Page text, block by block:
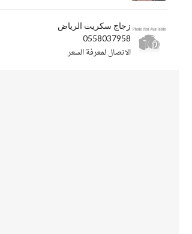
زجاج سكريت الرياض
0558037958
الاتصال لمعرفة السعر